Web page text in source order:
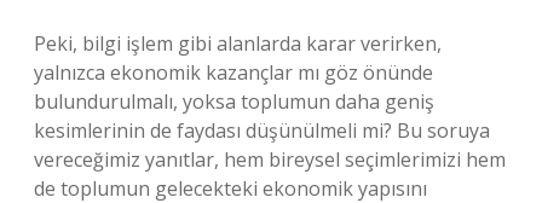
Peki, bilgi işlem gibi alanlarda karar verirken,
yalnızca ekonomik kazançlar mı göz önünde
bulundurulmalı, yoksa toplumun daha geniş
kesimlerinin de faydası düşünülmeli mi? Bu soruya
vereceğimiz yanıtlar, hem bireysel seçimlerimizi hem
de toplumun gelecekteki ekonomik yapısını